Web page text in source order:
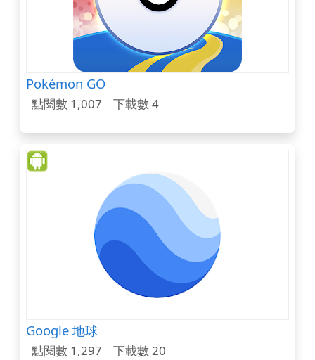
Pokémon GO
點閱數 1,007 下載數 4
Google 地球
點閱數 1,297 下載數 20